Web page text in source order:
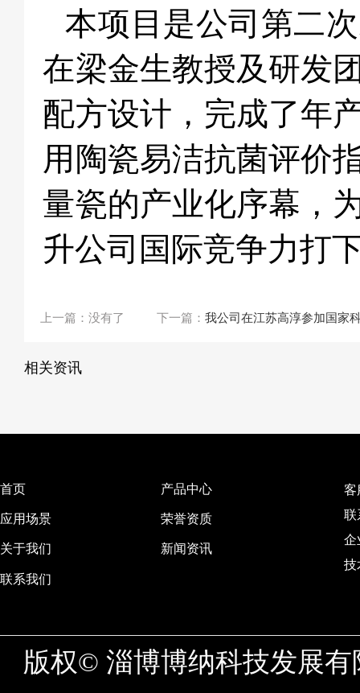
本项目是公司第二
在梁金生教授及研发
配方设计，完成了年
用陶瓷易洁抗菌评价
量瓷的产业化序幕，
升公司国际竞争力打
上一篇：没有了 下一篇： 我公司在江苏高淳参加国家
相关资讯
首页 产品中心
应用场景 荣誉资质
关于我们 新闻资讯
联系我们
客
联
企
技
版权© 淄博博纳科技发展有